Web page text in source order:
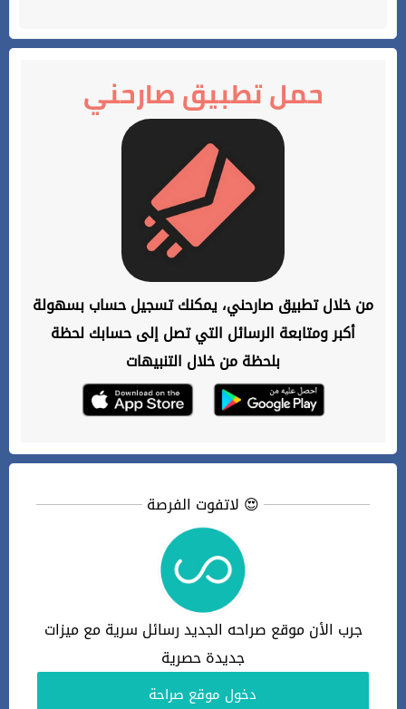
حمل تطبيق صارحني
من خلال تطبيق صارحني، يمكنك تسجيل حساب بسهولة
أكبر ومتابعة الرسائل التي تصل إلى حسابك لحظة
بلحظة من خلال التنبيهات
لاتفوت الفرصة 😍
جرب الأن موقع صراحه الجديد رسائل سرية مع ميزات
جديدة حصرية
دخول موقع صراحة